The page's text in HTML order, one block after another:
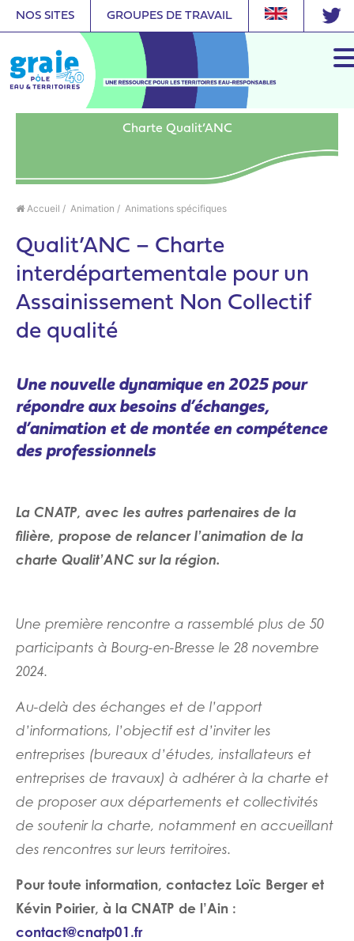
NOS SITES GROUPES DE TRAVAIL
Charte Qualit’ANC
Accueil / Animation / Animations spécifiques
Qualit’ANC – Charte
interdépartementale pour un
Assainissement Non Collectif
de qualité
Une nouvelle dynamique en 2025 pour
répondre aux besoins d’échanges,
d’animation et de montée en compétence
des professionnels
La CNATP, avec les autres partenaires de la
filière, propose de relancer l’animation de la
charte Qualit’ANC sur la région.
Une première rencontre a rassemblé plus de 50
participants à Bourg-en-Bresse le 28 novembre
2024.
Au-delà des échanges et de l’apport
d’informations, l’objectif est d’inviter les
entreprises (bureaux d’études, installateurs et
entreprises de travaux) à adhérer à la charte et
de proposer aux départements et collectivités
de soutenir la charte, notamment en accueillant
des rencontres sur leurs territoires.
Pour toute information, contactez Loïc Berger et
Kévin Poirier, à la CNATP de l’Ain :
contact@cnatp01.fr